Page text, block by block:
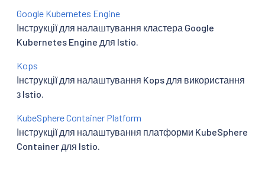
Google Kubernetes Engine
Інструкції для налаштування кластера Google
Kubernetes Engine для Istio.
Kops
Інструкції для налаштування Kops для використання
з Istio.
KubeSphere Container Platform
Інструкції для налаштування платформи KubeSphere
Container для Istio.